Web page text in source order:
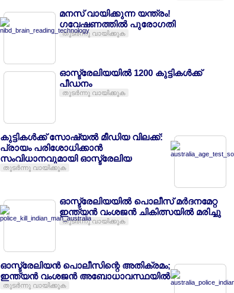
മനസ് വായിക്കുന്ന യന്ത്രം!
ഗവേഷണത്തില്‍ പുരോഗതി
തുടര്‍ന്നു വായിക്കുക
ഓസ്ട്രേലിയയില്‍ 1200 കുട്ടികള്‍ക്ക്
പീഡനം
തുടര്‍ന്നു വായിക്കുക
കുട്ടികള്‍ക്ക് സോഷ്യല്‍ മീഡിയ വിലക്ക്:
പ്രായം പരിശോധിക്കാന്‍
സംവിധാനവുമായി ഓസ്ട്രേലിയ
തുടര്‍ന്നു വായിക്കുക
ഓസ്ട്രേലിയയില്‍ പൊലീസ് മര്‍ദനമേറ്റ
ഇന്ത്യന്‍ വംശജന്‍ ചികിത്സയില്‍ മരിച്ചു
തുടര്‍ന്നു വായിക്കുക
ഓസ്ട്രേലിയന്‍ പൊലീസിന്റെ അതിക്രമം;
ഇന്ത്യന്‍ വംശജന്‍ അബോധാവസ്ഥയില്‍
തുടര്‍ന്നു വായിക്കുക